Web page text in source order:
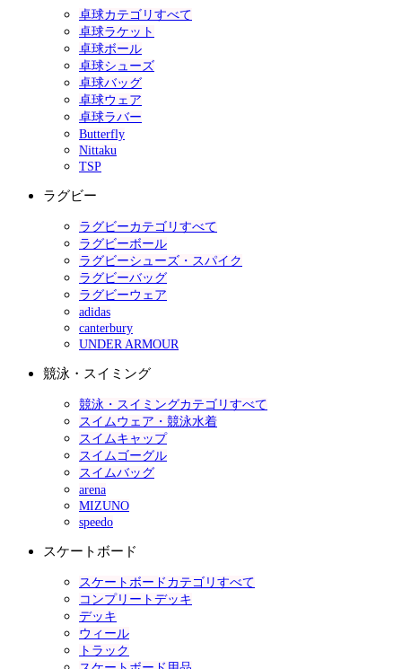
卓球カテゴリすべて
卓球ラケット
卓球ボール
卓球シューズ
卓球バッグ
卓球ウェア
卓球ラバー
Butterfly
Nittaku
TSP
ラグビー
ラグビーカテゴリすべて
ラグビーボール
ラグビーシューズ・スパイク
ラグビーバッグ
ラグビーウェア
adidas
canterbury
UNDER ARMOUR
競泳・スイミング
競泳・スイミングカテゴリすべて
スイムウェア・競泳水着
スイムキャップ
スイムゴーグル
スイムバッグ
arena
MIZUNO
speedo
スケートボード
スケートボードカテゴリすべて
コンプリートデッキ
デッキ
ウィール
トラック